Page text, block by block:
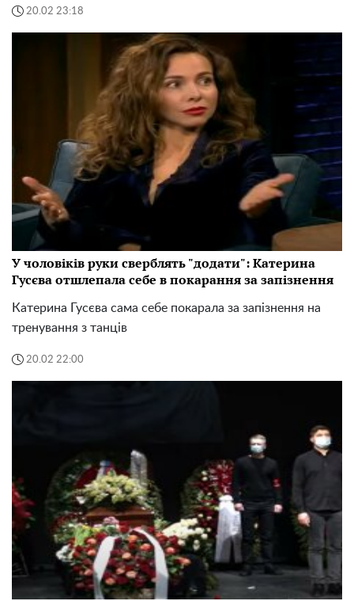
20.02 23:18
У чоловіків руки сверблять "додати": Катерина
Гусєва отшлепала себе в покарання за запізнення
Катерина Гусєва сама себе покарала за запізнення на
тренування з танців
20.02 22:00